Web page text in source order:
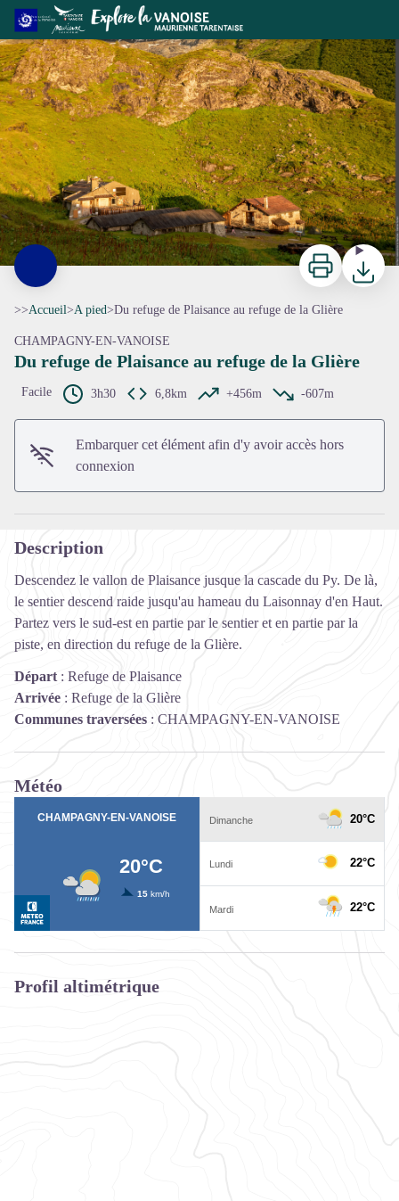
Du refuge de Plaisance au refuge de la Glière
Imprimer
>>Accueil>A pied>Du refuge de Plaisance au refuge de la Glière
CHAMPAGNY-EN-VANOISE
Du refuge de Plaisance au refuge de la Glière
Facile 3h30 6,8km +456m -607m
Embarquer cet élément afin d'y avoir accès hors
connexion
Description
Descendez le vallon de Plaisance jusque la cascade du Py. De là,
le sentier descend raide jusqu'au hameau du Laisonnay d'en Haut.
Partez vers le sud-est en partie par le sentier et en partie par la
piste, en direction du refuge de la Glière.
Départ : Refuge de Plaisance
Arrivée : Refuge de la Glière
Communes traversées : CHAMPAGNY-EN-VANOISE
Météo
Profil altimétrique